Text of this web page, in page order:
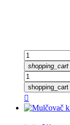
shopping_cart
shopping_cart
